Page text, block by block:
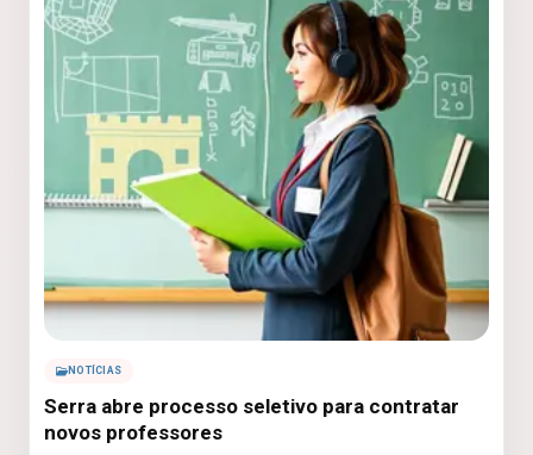
NOTÍCIAS
Serra abre processo seletivo para contratar
novos professores